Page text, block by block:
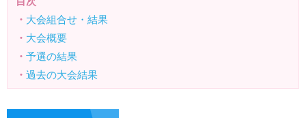
・ 大会組合せ・結果
・ 大会概要
・ 予選の結果
・ 過去の大会結果